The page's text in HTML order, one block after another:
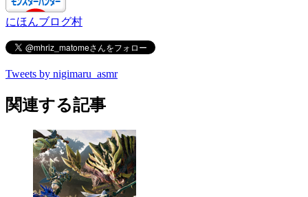
にほんブログ村
Tweets by nigimaru_asmr
関連する記事